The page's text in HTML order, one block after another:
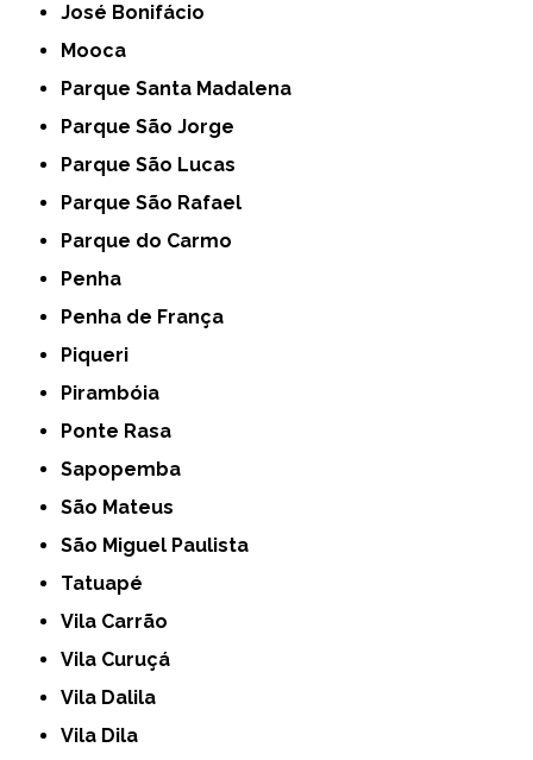
José Bonifácio
Mooca
Parque Santa Madalena
Parque São Jorge
Parque São Lucas
Parque São Rafael
Parque do Carmo
Penha
Penha de França
Piqueri
Pirambóia
Ponte Rasa
Sapopemba
São Mateus
São Miguel Paulista
Tatuapé
Vila Carrão
Vila Curuçá
Vila Dalila
Vila Dila